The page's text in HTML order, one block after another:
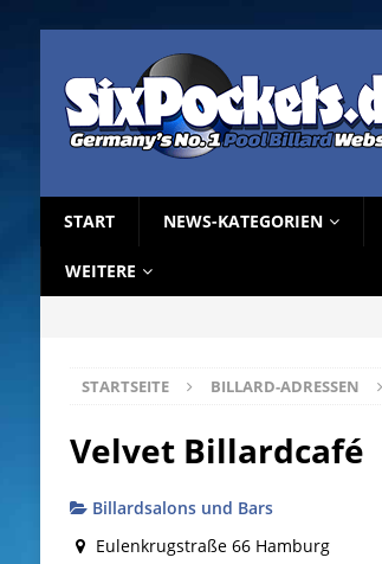
START NEWS-KATEGORIEN
WEITERE
STARTSEITE BILLARD-ADRESSEN
Velvet Billardcafé
Billardsalons und Bars
Eulenkrugstraße 66 Hamburg